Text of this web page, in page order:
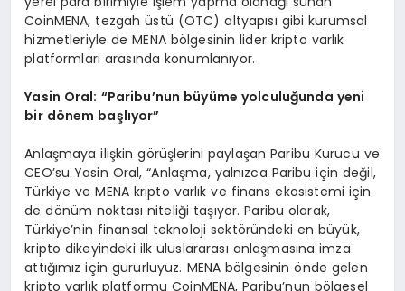
CoinMENA, tezgah üstü (OTC) altyapısı gibi kurumsal
hizmetleriyle de MENA bölgesinin lider kripto varlık
platformları arasında konumlanıyor.
Yasin Oral: “Paribu’nun büyüme yolculuğunda yeni
bir dönem başlıyor”
Anlaşmaya ilişkin görüşlerini paylaşan Paribu Kurucu ve
CEO’su Yasin Oral, “Anlaşma, yalnızca Paribu için değil,
Türkiye ve MENA kripto varlık ve finans ekosistemi için
de dönüm noktası niteliği taşıyor. Paribu olarak,
Türkiye’nin finansal teknoloji sektöründeki en büyük,
kripto dikeyindeki ilk uluslararası anlaşmasına imza
attığımız için gururluyuz. MENA bölgesinin önde gelen
kripto varlık platformu CoinMENA, Paribu’nun bölgesel